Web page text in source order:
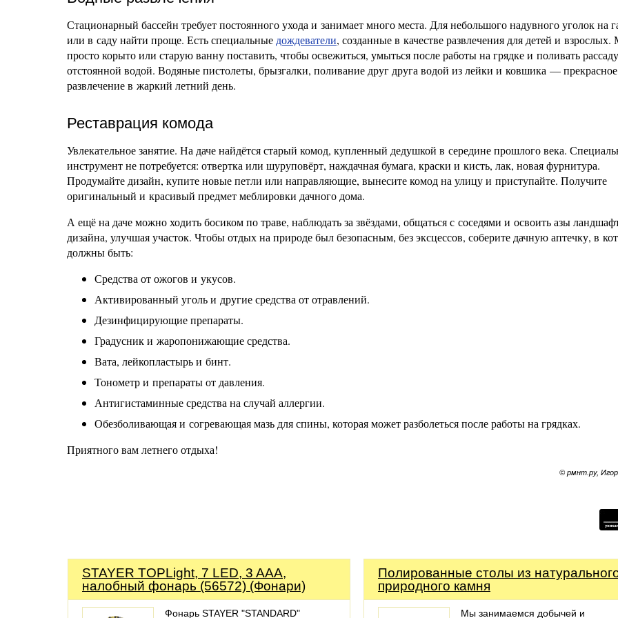
Стационарный бассейн требует постоянного ухода и занимает много места. Для небольшого надувного уголок на
или в саду найти проще. Есть специальные дождеватели, созданные в качестве развлечения для детей и
просто корыто или старую ванну поставить, чтобы освежиться, умыться после работы на грядке и поливать рассаду
отстоянной водой. Водяные пистолеты, брызгалки, поливание друг друга водой из лейки и ковшика — прекрасное
развлечение в жаркий летний день.
Реставрация комода
Увлекательное занятие. На даче найдётся старый комод, купленный дедушкой в середине прошлого века.
инструмент не потребуется: отвертка или шуруповёрт, наждачная бумага, краски и кисть, лак, новая фурнитура.
Продумайте дизайн, купите новые петли или направляющие, вынесите комод на улицу и приступайте. Получите
оригинальный и красивый предмет меблировки дачного дома.
А ещё на даче можно ходить босиком по траве, наблюдать за звёздами, общаться с соседями и освоить азы
дизайна, улучшая участок. Чтобы отдых на природе был безопасным, без эксцессов, соберите дачную аптечку, в
должны быть:
Средства от ожогов и укусов.
Активированный уголь и другие средства от отравлений.
Дезинфицирующие препараты.
Градусник и жаропонижающие средства.
Вата, лейкопластырь и бинт.
Тонометр и препараты от давления.
Антигистаминные средства на случай аллергии.
Обезболивающая и согревающая мазь для спины, которая может разболеться после работы на грядках.
Приятного вам летнего отдыха!
© рмнт.ру,
STAYER TOPLight, 7 LED, 3 AAA,
налобный фонарь (56572) (Фонари)
Фонарь STAYER "STANDARD"
Полированные столы из
природного камня
Мы занимаемся добычей и